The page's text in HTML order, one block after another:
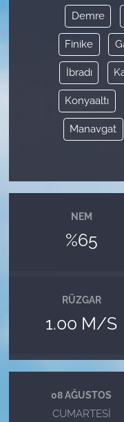
Demre
Finike
İbradı
Konyaaltı
Manavgat
NEM
%65
RÜZGAR
1.00 M/S
08 AĞUSTOS
CUMARTESI